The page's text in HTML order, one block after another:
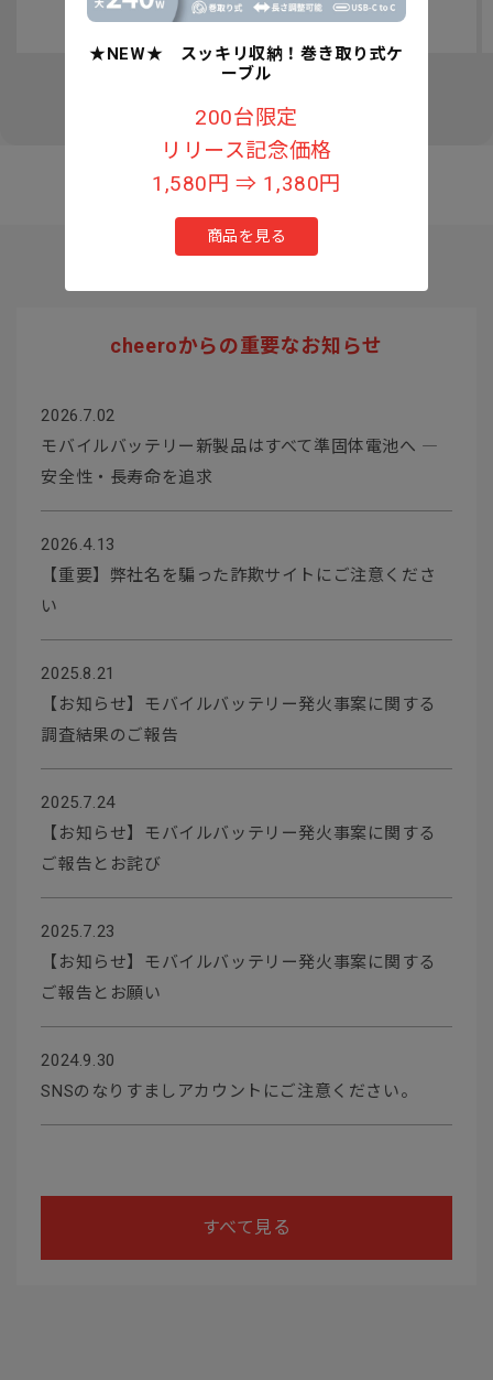
★NEW★ スッキリ収納！巻き取り式ケ
ーブル
200台限定
リリース記念価格
1,580円 ⇒ 1,380円
商品を見る
cheeroからの重要なお知らせ
2026.7.02
モバイルバッテリー新製品はすべて準固体電池へ ―
安全性・長寿命を追求
2026.4.13
【重要】弊社名を騙った詐欺サイトにご注意くださ
い
2025.8.21
【お知らせ】モバイルバッテリー発火事案に関する
調査結果のご報告
2025.7.24
【お知らせ】モバイルバッテリー発火事案に関する
ご報告とお詫び
2025.7.23
【お知らせ】モバイルバッテリー発火事案に関する
ご報告とお願い
2024.9.30
SNSのなりすましアカウントにご注意ください。
すべて見る